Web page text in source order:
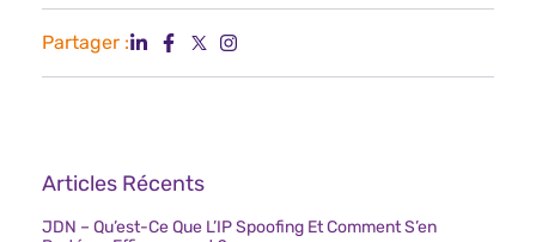
Partager :
Articles Récents
JDN – Qu’est-Ce Que L’IP Spoofing Et Comment S’en